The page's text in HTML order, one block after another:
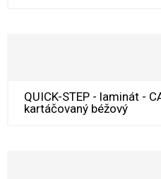
QUICK-STEP - laminát -
kartáčovaný béžový